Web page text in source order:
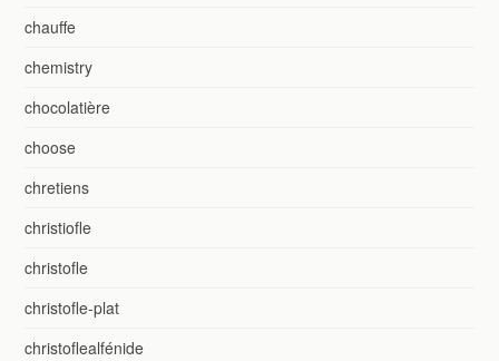
chauffe
chemistry
chocolatière
choose
chretiens
christiofle
christofle
christofle-plat
christoflealfénide